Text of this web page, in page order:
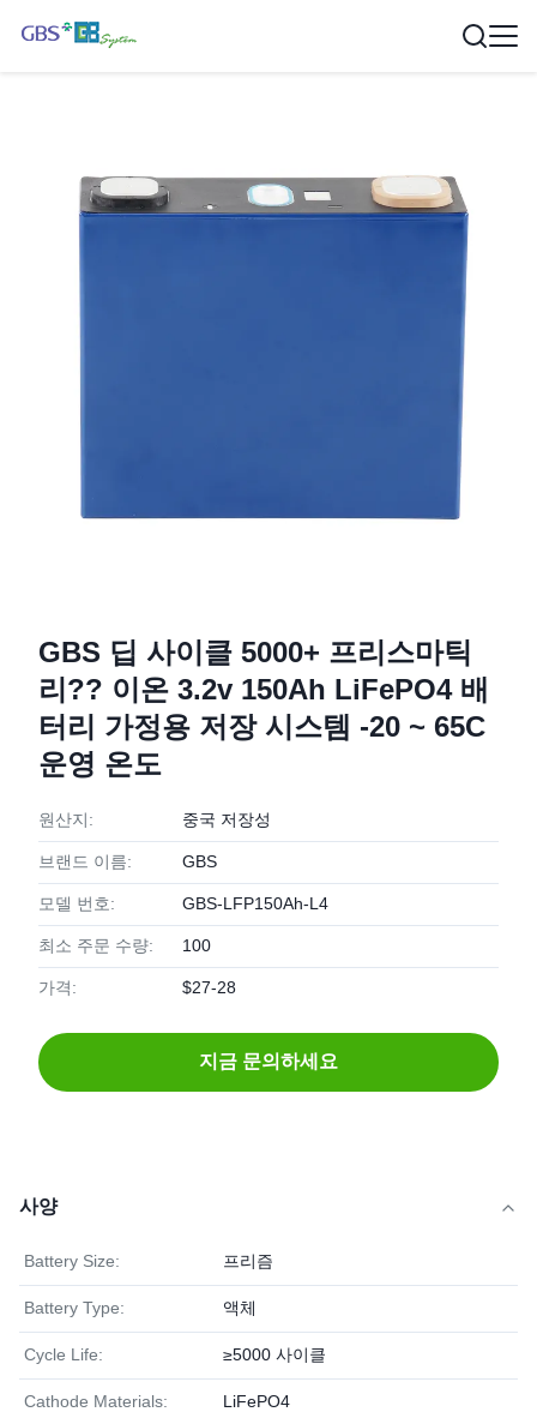
GBS 딥 사이클 5000+ 프리스마틱
리?? 이온 3.2v 150Ah LiFePO4 배
터리 가정용 저장 시스템 -20 ~ 65C
운영 온도
원산지: 중국 저장성
브랜드 이름: GBS
모델 번호: GBS-LFP150Ah-L4
최소 주문 수량: 100
가격: $27-28
지금 문의하세요
사양
Battery Size: 프리즘
Battery Type: 액체
Cycle Life: ≥5000 사이클
Cathode Materials: LiFePO4